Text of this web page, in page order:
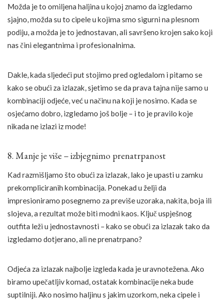
Možda je to omiljena haljina u kojoj znamo da izgledamo
sjajno, možda su to cipele u kojima smo sigurni na plesnom
podiju, a možda je to jednostavan, ali savršeno krojen sako koji
nas čini elegantnima i profesionalnima.
Dakle, kada sljedeći put stojimo pred ogledalom i pitamo se
kako se obući za izlazak, sjetimo se da prava tajna nije samo u
kombinaciji odjeće, već u načinu na koji je nosimo. Kada se
osjećamo dobro, izgledamo još bolje – i to je pravilo koje
nikada ne izlazi iz mode!
8. Manje je više – izbjegnimo prenatrpanost
Kad razmišljamo što obući za izlazak, lako je upasti u zamku
prekompliciranih kombinacija. Ponekad u želji da
impresioniramo posegnemo za previše uzoraka, nakita, boja ili
slojeva, a rezultat može biti modni kaos. Ključ uspješnog
outfita leži u jednostavnosti – kako se obući za izlazak tako da
izgledamo dotjerano, ali ne prenatrpano?
Odjeća za izlazak najbolje izgleda kada je uravnotežena. Ako
biramo upečatljiv komad, ostatak kombinacije neka bude
suptilniji. Ako nosimo haljinu s jakim uzorkom, neka cipele i